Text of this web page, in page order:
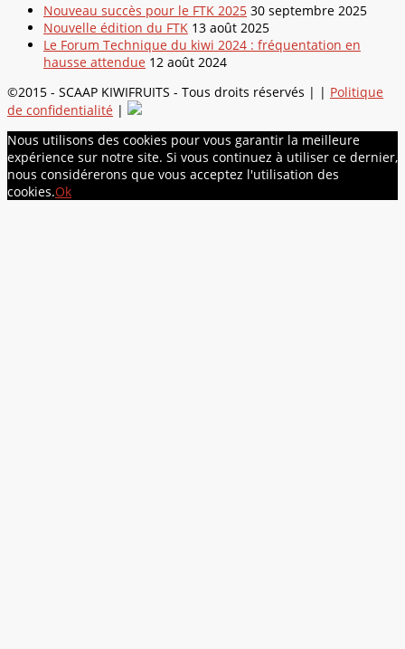
Nouveau succès pour le FTK 2025 30 septembre 2025
Nouvelle édition du FTK 13 août 2025
Le Forum Technique du kiwi 2024 : fréquentation en
hausse attendue 12 août 2024
©2015 - SCAAP KIWIFRUITS - Tous droits réservés | | Politique
de confidentialité |
Nous utilisons des cookies pour vous garantir la meilleure
expérience sur notre site. Si vous continuez à utiliser ce dernier,
nous considérerons que vous acceptez l'utilisation des
cookies.Ok